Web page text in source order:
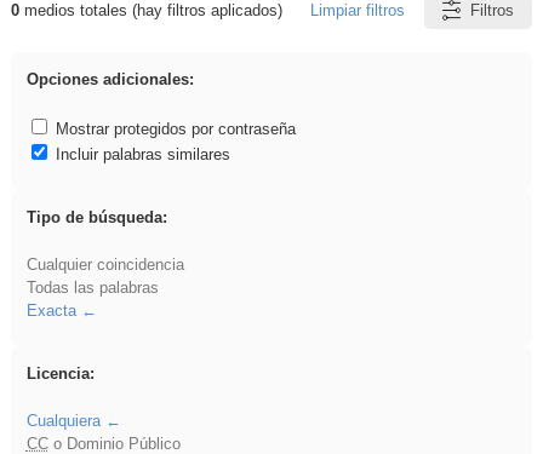
Resultados de: realista
0medios totales (hay filtros aplicados) Limpiar filtros Filtros
Opciones adicionales:
Mostrar protegidos por contraseña
Incluir palabras similares
Tipo de búsqueda:
Cualquier coincidencia
Todas las palabras
Exacta
Licencia:
Cualquiera
CCo Dominio Público